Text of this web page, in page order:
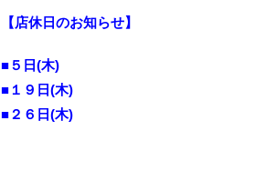
【店休日のお知らせ】
■５日(木)
■１９日(木)
■２６日(木)